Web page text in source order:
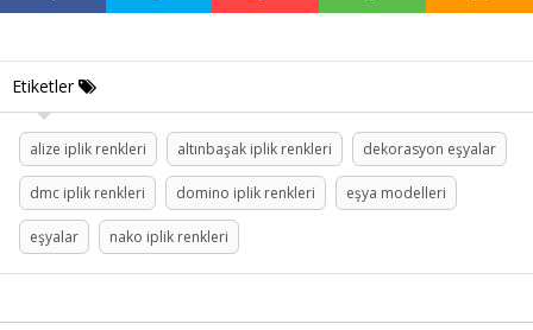
Etiketler
alize iplik renkleri altınbaşak iplik renkleri dekorasyon eşyalar
dmc iplik renkleri domino iplik renkleri eşya modelleri
eşyalar nako iplik renkleri